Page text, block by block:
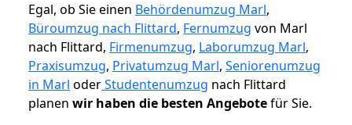
Egal, ob Sie einen Behördenumzug Marl,
Büroumzug nach Flittard, Fernumzug von Marl
nach Flittard, Firmenumzug, Laborumzug Marl,
Praxisumzug, Privatumzug Marl, Seniorenumzug
in Marl oderStudentenumzug nach Flittard
planen wir haben die besten Angebotefür Sie.